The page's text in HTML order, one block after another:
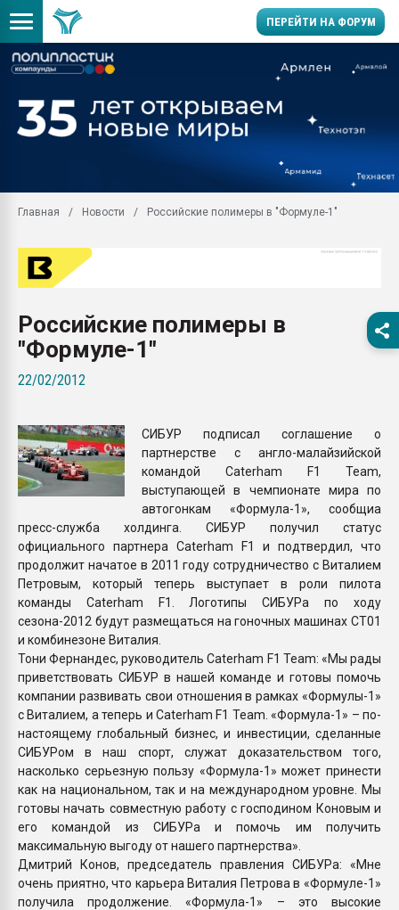
ПЕРЕЙТИ НА ФОРУМ
производство SPC
заводу пластмасс"
Помощь в подборе
Вакуум-формовочные
первый план в
бутылок
ПЕРЕЙТИ НА
Главная Новости Российские полимеры в "Формуле-1"
Российские полимеры в
"Формуле-1"
22/02/2012
СИБУР подписал соглашение о
партнерстве с англо-малайзийской
командой Caterham F1 Team,
выступающей в чемпионате мира по
автогонкам «Формула-1», сообщиа
пресс-служба холдинга. СИБУР получил статус
официального партнера Caterham F1 и подтвердил, что
продолжит начатое в 2011 году сотрудничество с Виталием
Петровым, который теперь выступает в роли пилота
команды Caterham F1. Логотипы СИБУРа по ходу
сезона-2012 будут размещаться на гоночных машинах CT01
и комбинезоне Виталия.
Тони Фернандес, руководитель Caterham F1 Team: «Мы рады
приветствовать СИБУР в нашей команде и готовы помочь
компании развивать свои отношения в рамках «Формулы-1»
с Виталием, а теперь и Caterham F1 Team. «Формула-1» – по-
настоящему глобальный бизнес, и инвестиции, сделанные
СИБУРом в наш спорт, служат доказательством того,
насколько серьезную пользу «Формула-1» может принести
как на национальном, так и на международном уровне. Мы
готовы начать совместную работу с господином Коновым и
его командой из СИБУРа и помочь им получить
максимальную выгоду от нашего партнерства».
Дмитрий Конов, председатель правления СИБУРа: «Мне
очень приятно, что карьера Виталия Петрова в «Формуле-1»
получила продолжение. «Формула-1» – это высокие